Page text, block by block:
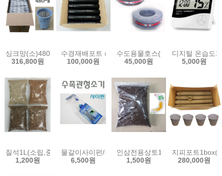
싱크망(소)480개BOX/걸음망/싱크대망/싱크대걸음망/수경재배포트/
316,800원
수경재배포트 (소)1000개 수경 포트 풍난 다육 모종
100,000원
수도용물호스(고압50m)/15mm/
45,000원
디지털 온습도
5,000원
질석1L(소립,중립,대립,특대립) 버미큐라이트 펄샤인 수경재배 양액
1,200원
물갈이사이펀/수조청소기/수족관청소호스/수족관/
6,500원
인삼전용상토1L/인삼재배상토
1,500원
지피포트
280,000원